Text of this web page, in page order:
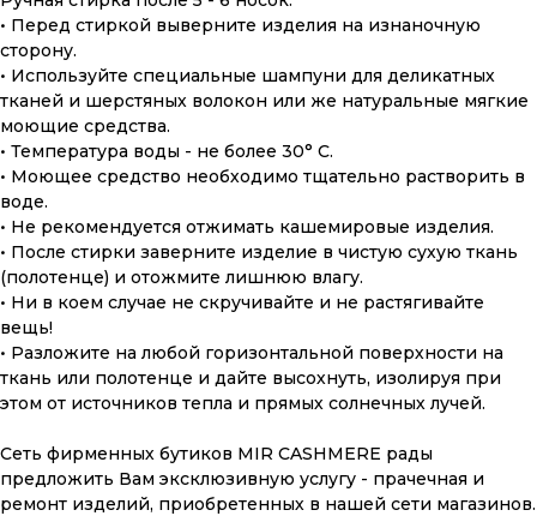
• Перед стиркой выверните изделия на изнаночную
сторону.
• Используйте специальные шампуни для деликатных
тканей и шерстяных волокон или же натуральные мягкие
моющие средства.
• Температура воды - не более 30° С.
• Моющее средство необходимо тщательно растворить в
воде.
• Не рекомендуется отжимать кашемировые изделия.
• После стирки заверните изделие в чистую сухую ткань
(полотенце) и отожмите лишнюю влагу.
• Ни в коем случае не скручивайте и не растягивайте
вещь!
• Разложите на любой горизонтальной поверхности на
ткань или полотенце и дайте высохнуть, изолируя при
этом от источников тепла и прямых солнечных лучей.
Сеть фирменных бутиков MIR CASHMERE рады
предложить Вам эксклюзивную услугу - прачечная и
ремонт изделий, приобретенных в нашей сети магазинов.
Что может быть лучше подарка,
сделанного с любовью, теплом